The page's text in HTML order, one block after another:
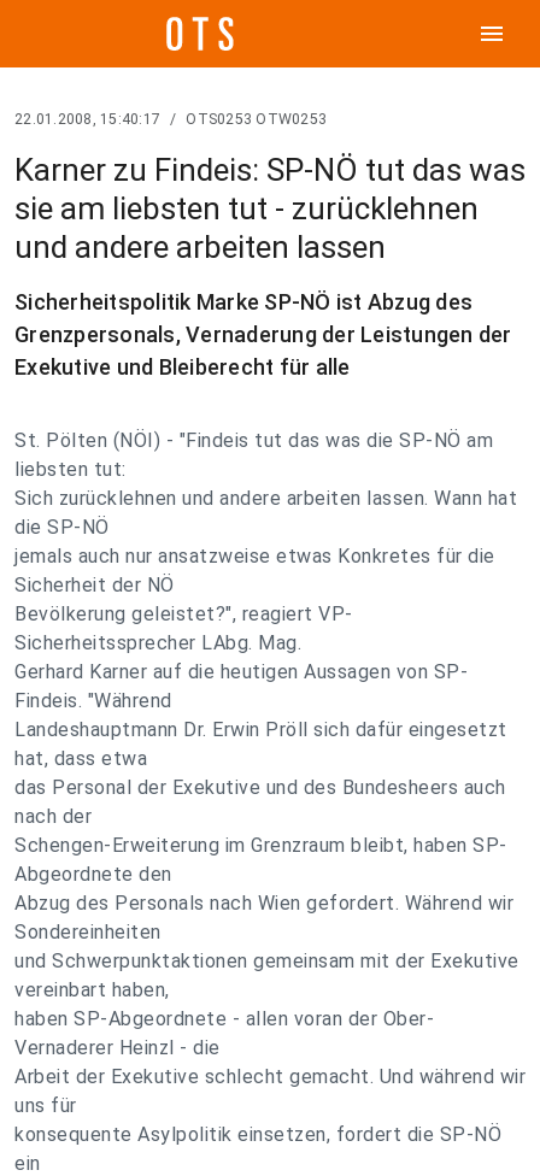
menu
22.01.2008, 15:40:17 / OTS0253 OTW0253
Karner zu Findeis: SP-NÖ tut das was
sie am liebsten tut - zurücklehnen
und andere arbeiten lassen
Sicherheitspolitik Marke SP-NÖ ist Abzug des
Grenzpersonals, Vernaderung der Leistungen der
Exekutive und Bleiberecht für alle
St. Pölten (NÖI) - "Findeis tut das was die SP-NÖ am
liebsten tut:
Sich zurücklehnen und andere arbeiten lassen. Wann hat
die SP-NÖ
jemals auch nur ansatzweise etwas Konkretes für die
Sicherheit der NÖ
Bevölkerung geleistet?", reagiert VP-
Sicherheitssprecher LAbg. Mag.
Gerhard Karner auf die heutigen Aussagen von SP-
Findeis. "Während
Landeshauptmann Dr. Erwin Pröll sich dafür eingesetzt
hat, dass etwa
das Personal der Exekutive und des Bundesheers auch
nach der
Schengen-Erweiterung im Grenzraum bleibt, haben SP-
Abgeordnete den
Abzug des Personals nach Wien gefordert. Während wir
Sondereinheiten
und Schwerpunktaktionen gemeinsam mit der Exekutive
vereinbart haben,
haben SP-Abgeordnete - allen voran der Ober-
Vernaderer Heinzl - die
Arbeit der Exekutive schlecht gemacht. Und während wir
uns für
konsequente Asylpolitik einsetzen, fordert die SP-NÖ
ein